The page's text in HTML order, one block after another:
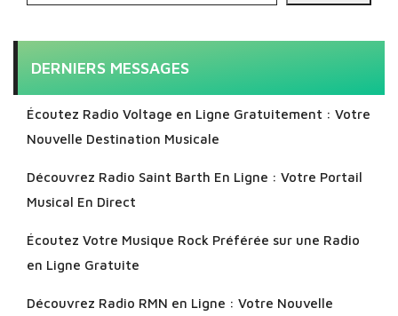
DERNIERS MESSAGES
Écoutez Radio Voltage en Ligne Gratuitement : Votre
Nouvelle Destination Musicale
Découvrez Radio Saint Barth En Ligne : Votre Portail
Musical En Direct
Écoutez Votre Musique Rock Préférée sur une Radio
en Ligne Gratuite
Découvrez Radio RMN en Ligne : Votre Nouvelle